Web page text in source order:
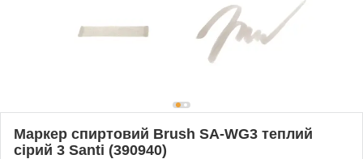
Маркер спиртовий Brush SA-WG3 теплий
сірий 3 Santi (390940)